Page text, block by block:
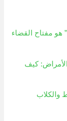
مفتاح القضاء
الأمراض: كيف
والكلاب